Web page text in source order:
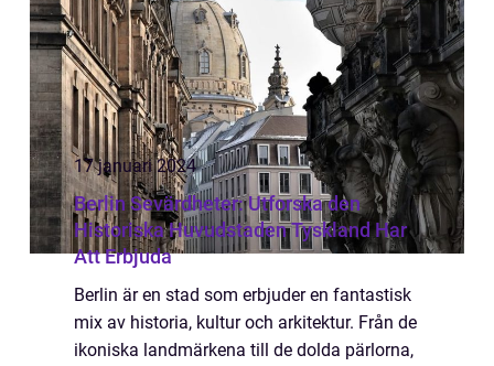
17 januari 2024
Berlin Sevärdheter: Utforska den
Historiska Huvudstaden Tyskland Har
Att Erbjuda
Berlin är en stad som erbjuder en fantastisk
mix av historia, kultur och arkitektur. Från de
ikoniska landmärkena till de dolda pärlorna,